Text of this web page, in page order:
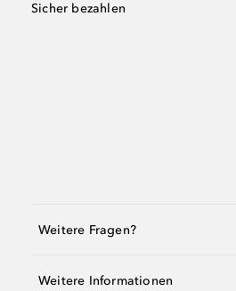
Sicher bezahlen
Weitere Fragen?
Weitere Informationen